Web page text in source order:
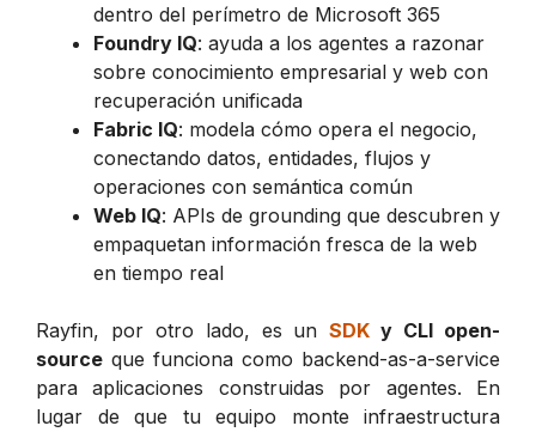
dentro del perímetro de Microsoft 365
Foundry IQ: ayuda a los agentes a razonar
sobre conocimiento empresarial y web con
recuperación unificada
Fabric IQ: modela cómo opera el negocio,
conectando datos, entidades, flujos y
operaciones con semántica común
Web IQ: APIs de grounding que descubren y
empaquetan información fresca de la web
en tiempo real
Rayfin, por otro lado, es unSDK y CLI open-
source que funciona como backend-as-a-service
para aplicaciones construidas por agentes. En
lugar de que tu equipo monte infraestructura